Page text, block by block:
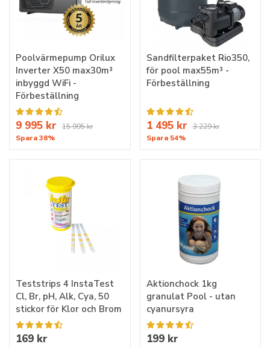
Poolvärmepump Orilux
Inverter X50 max30m³
inbyggd WiFi -
Förbeställning
9 995 kr
15 995 kr
Spara 38%
Sandfilterpaket Rio350,
för pool max55m³ -
Förbeställning
1 495 kr 3 229 kr
Spara 54%
Teststrips 4 InstaTest
Cl, Br, pH, Alk, Cya, 50
stickor för Klor och Brom
169 kr
Aktionchock 1kg
granulat Pool - utan
cyanursyra
199 kr